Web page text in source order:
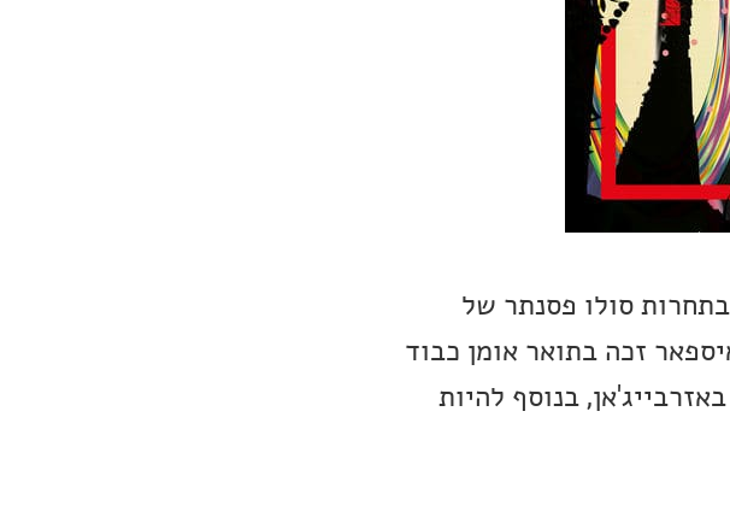
סולו פסנתר של
הג'אז במונטריאול בשנת 2009. בשנת 2010 איספאר זכה בתואר אומן כבוד
בנוסף להיות